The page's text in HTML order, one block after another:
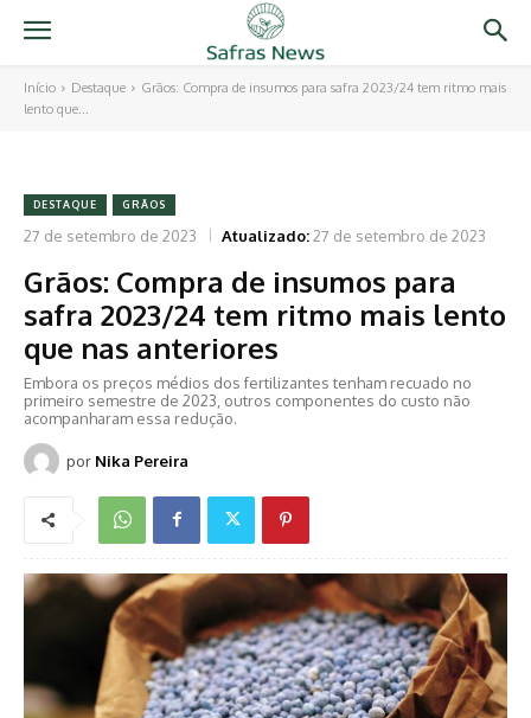
Início Destaque
Grãos: Compra de insumos para safra 2023/24 tem ritmo mais
lento que...
DESTAQUE GRÃOS
27 de setembro de 2023 Atualizado:27 de setembro de 2023
Grãos: Compra de insumos para
safra 2023/24 tem ritmo mais lento
que nas anteriores
Embora os preços médios dos fertilizantes tenham recuado no
primeiro semestre de 2023, outros componentes do custo não
acompanharam essa redução.
por Nika Pereira